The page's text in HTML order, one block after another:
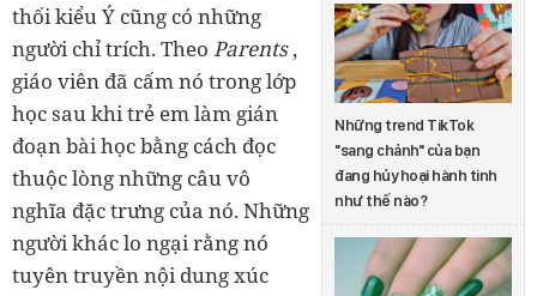
Những trend TikTok
"sang chảnh" của bạn
đang hủy hoại hành tinh
như thế nào?
thối kiểu Ý cũng có những
người chỉ trích. Theo Parents,
giáo viên đã cấm nó trong lớp
học sau khi trẻ em làm gián
đoạn bài học bằng cách đọc
thuộc lòng những câu vô
nghĩa đặc trưng của nó. Những
người khác lo ngại rằng nó
tuyên truyền nội dung xúc